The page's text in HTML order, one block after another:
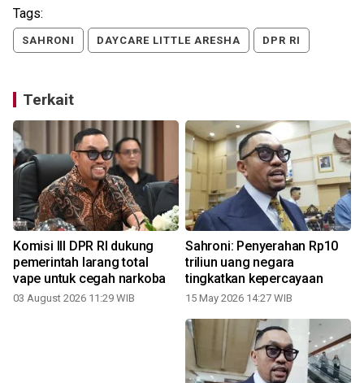
Tags:
SAHRONI DAYCARE LITTLE ARESHA DPR RI
Terkait
Komisi III DPR RI dukung
pemerintah larang total
vape untuk cegah narkoba
03 August 2026 11:29 WIB
Sahroni: Penyerahan Rp10
triliun uang negara
tingkatkan kepercayaan
15 May 2026 14:27 WIB